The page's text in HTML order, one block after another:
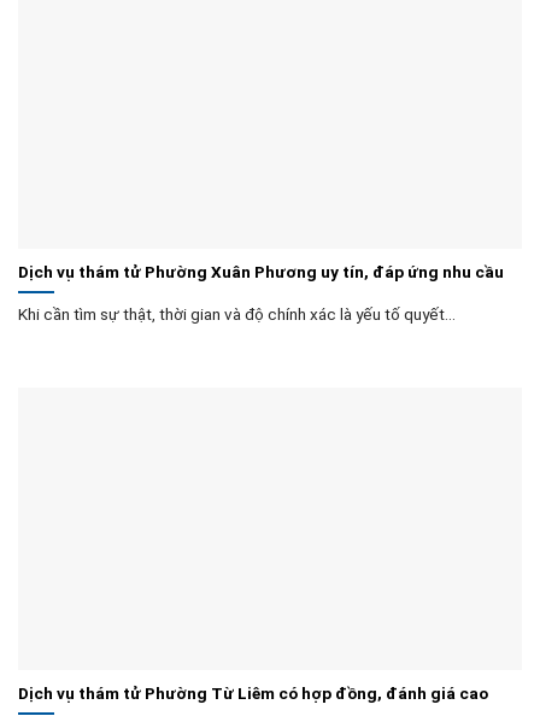
Dịch vụ thám tử Phường Xuân Phương uy tín, đáp ứng nhu cầu
Khi cần tìm sự thật, thời gian và độ chính xác là yếu tố quyết...
Dịch vụ thám tử Phường Từ Liêm có hợp đồng, đánh giá cao